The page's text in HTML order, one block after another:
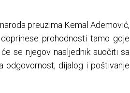
preuzima Kemal Ademović,
prohodnosti tamo gdje
se njegov nasljednik suočiti sa
odgovornost, dijalog i poštivanje